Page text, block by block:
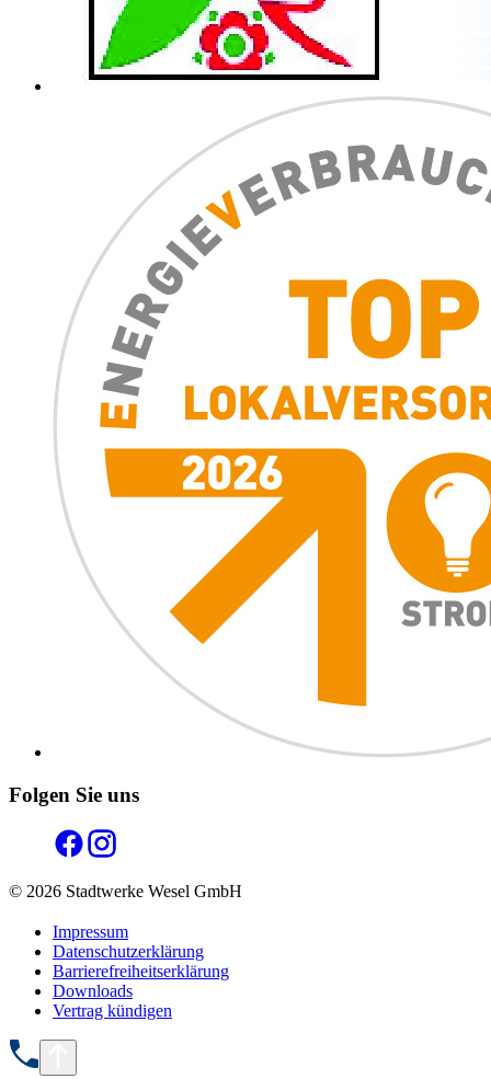
Folgen Sie uns
© 2026 Stadtwerke Wesel GmbH
Impressum
Datenschutzerklärung
Barrierefreiheitserklärung
Downloads
Vertrag kündigen